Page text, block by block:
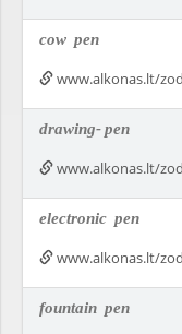
cow pen
www.alkonas.lt/
drawing-pen
www.alkonas.lt/
electronic pen
www.alkonas.lt/
fountain pen